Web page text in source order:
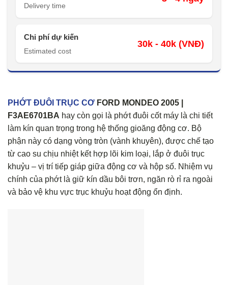
Delivery time
Chi phí dự kiến
Estimated cost
30k - 40k (VNĐ)
PHỚT ĐUÔI TRỤC CƠ FORD MONDEO 2005 |
F3AE6701BA hay còn gọi là phớt đuôi cốt máy là chi tiết
làm kín quan trọng trong hệ thống gioăng động cơ. Bộ
phận này có dạng vòng tròn (vành khuyên), được chế tạo
từ cao su chịu nhiệt kết hợp lõi kim loại, lắp ở đuôi trục
khuỷu – vị trí tiếp giáp giữa động cơ và hộp số. Nhiệm vụ
chính của phớt là giữ kín dầu bôi trơn, ngăn rò rỉ ra ngoài
và bảo vệ khu vực trục khuỷu hoạt động ổn định.